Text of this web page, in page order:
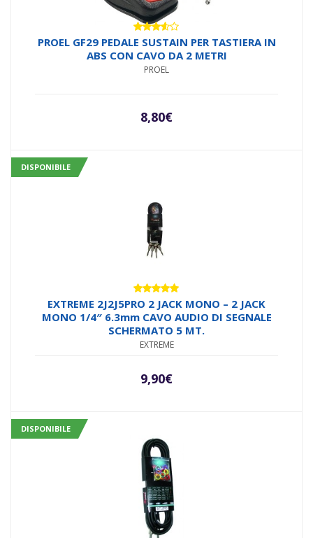
Valutato
3.50su
5
PROEL GF29 PEDALE SUSTAIN PER TASTIERA IN
ABS CON CAVO DA 2 METRI
PROEL
8,80€
DISPONIBILE
Valutato
5.00su 5
EXTREME 2J2J5PRO 2 JACK MONO – 2 JACK
MONO 1/4″ 6.3mm CAVO AUDIO DI SEGNALE
SCHERMATO 5 MT.
EXTREME
9,90€
DISPONIBILE